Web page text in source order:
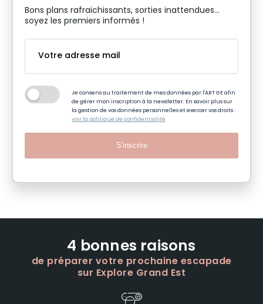
Bons plans rafraichissants, sorties inattendues…
soyez les premiers informés !
Je consens au traitement de mes données par l'ART GE afin
de gérer mon inscription à la newsletter. En savoir plus sur
la gestion de vos données personnelles et exercer vos droits :
voir la politique de confidentialité
S'inscrire
4 bonnes raisons
de préparer votre prochaine escapade
sur Explore Grand Est